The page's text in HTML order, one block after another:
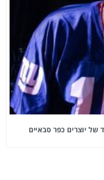
יוצרים כפר סבאיים